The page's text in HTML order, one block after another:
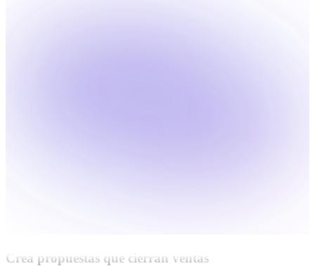
Crea propuestas que cierran ventas